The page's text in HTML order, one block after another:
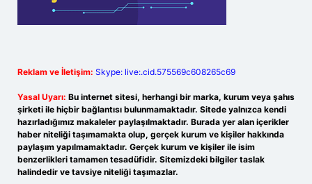
Reklam ve İletişim: Skype: live:.cid.575569c608265c69
Yasal Uyarı: Bu internet sitesi, herhangi bir marka, kurum veya şahıs
şirketi ile hiçbir bağlantısı bulunmamaktadır. Sitede yalnızca kendi
hazırladığımız makaleler paylaşılmaktadır. Burada yer alan içerikler
haber niteliği taşımamakta olup, gerçek kurum ve kişiler hakkında
paylaşım yapılmamaktadır. Gerçek kurum ve kişiler ile isim
benzerlikleri tamamen tesadüfidir. Sitemizdeki bilgiler taslak
halindedir ve tavsiye niteliği taşımazlar.